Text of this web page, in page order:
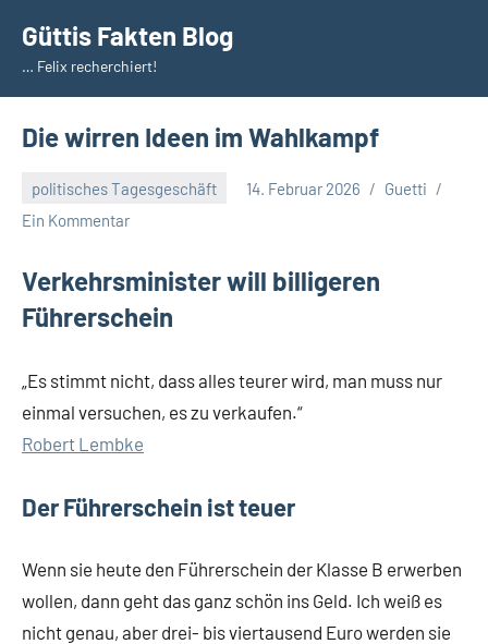
Inhalt
springen
Güttis Fakten Blog
… Felix recherchiert!
Die wirren Ideen im Wahlkampf
politisches Tagesgeschäft 14. Februar 2026
Guetti
Ein Kommentar
Verkehrsminister will billigeren
Führerschein
„Es stimmt nicht, dass alles teurer wird, man muss nur
einmal versuchen, es zu verkaufen.“
Robert Lembke
Der Führerschein ist teuer
Wenn sie heute den Führerschein der Klasse B erwerben
wollen, dann geht das ganz schön ins Geld. Ich weiß es
nicht genau, aber drei- bis viertausend Euro werden sie